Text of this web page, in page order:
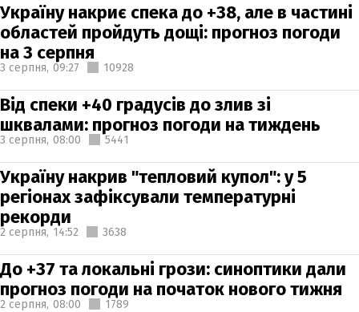
Україну накриє спека до +38, але в частині
областей пройдуть дощі: прогноз погоди
на 3 серпня
3 серпня, 09:27 10928
Від спеки +40 градусів до злив зі
шквалами: прогноз погоди на тиждень
3 серпня, 08:00 5441
Україну накрив "тепловий купол": у 5
регіонах зафіксували температурні
рекорди
2 серпня, 14:52 3638
До +37 та локальні грози: синоптики дали
прогноз погоди на початок нового тижня
2 серпня, 08:00 1789